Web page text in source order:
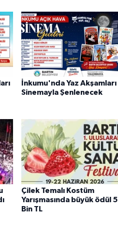
İnkumu'nda Yaz Akşamları
Sinemayla Şenlenecek
Çilek Temalı Kostüm
Yarışmasında büyük ödül 5
Bin TL